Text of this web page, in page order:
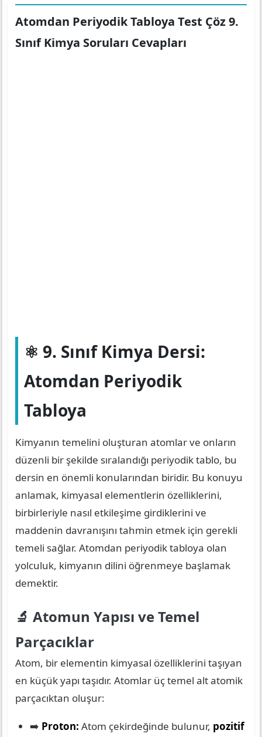
Atomdan Periyodik Tabloya Test Çöz 9.
Sınıf Kimya Soruları Cevapları
⚛️ 9. Sınıf Kimya Dersi:
Atomdan Periyodik
Tabloya
Kimyanın temelini oluşturan atomlar ve onların
düzenli bir şekilde sıralandığı periyodik tablo, bu
dersin en önemli konularından biridir. Bu konuyu
anlamak, kimyasal elementlerin özelliklerini,
birbirleriyle nasıl etkileşime girdiklerini ve
maddenin davranışını tahmin etmek için gerekli
temeli sağlar. Atomdan periyodik tabloya olan
yolculuk, kimyanın dilini öğrenmeye başlamak
demektir.
🔬 Atomun Yapısı ve Temel
Parçacıklar
Atom, bir elementin kimyasal özelliklerini taşıyan
en küçük yapı taşıdır. Atomlar üç temel alt atomik
parçacıktan oluşur:
➡️ Proton: Atom çekirdeğinde bulunur, pozitif